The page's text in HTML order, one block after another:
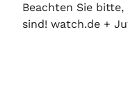
Verkauft
Beachten Sie
sind! watch.de +